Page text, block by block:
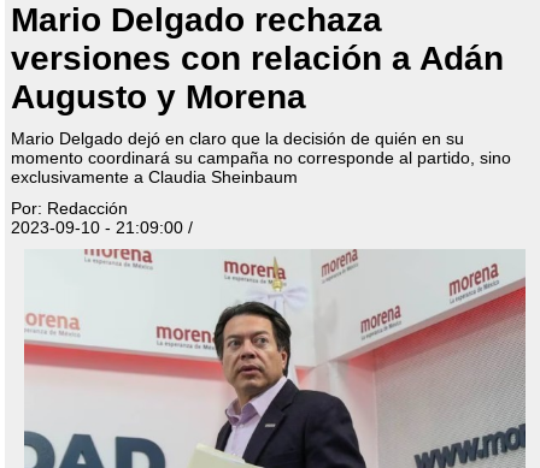
Mario Delgado rechaza
versiones con relación a Adán
Augusto y Morena
Mario Delgado dejó en claro que la decisión de quién en su
momento coordinará su campaña no corresponde al partido, sino
exclusivamente a Claudia Sheinbaum
Por: Redacción
2023-09-10 - 21:09:00 /